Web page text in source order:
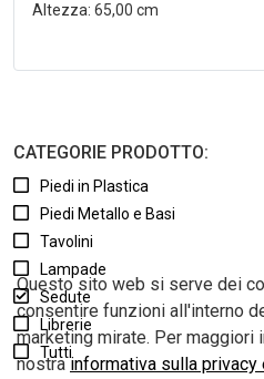
Questo sito web si serve dei
consentire funzioni all'interno
marketing mirate. Per maggiori
nostrainformativa sulla privacy
CATEGORIE PRODOTTO:
Piedi in Plastica
Piedi Metallo e Basi
Tavolini
Lampade
Sedute
Librerie
Tutti
Altezza: 65,00 cm